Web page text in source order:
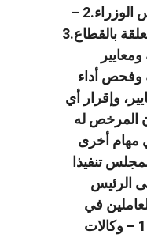
يتعلق بالقطاع يقرره مجلس الوزراء.2 –
وضع الأسس والمعايير المتعلقة بالقطاع.3
وفحص أداء
وإقرار أي
المرخص له
اعدادها.4 – أي مهام أخرى
تنفيذا
الرئيس
في
القطاع والمتعلقة بما يلي:-1 – وكالات